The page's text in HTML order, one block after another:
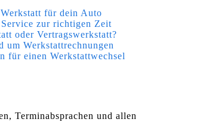
für dein Auto
zur richtigen Zeit
oder Vertragswerkstatt?
um Werkstattrechnungen
für einen Werkstattwechsel
Terminabsprachen und allen